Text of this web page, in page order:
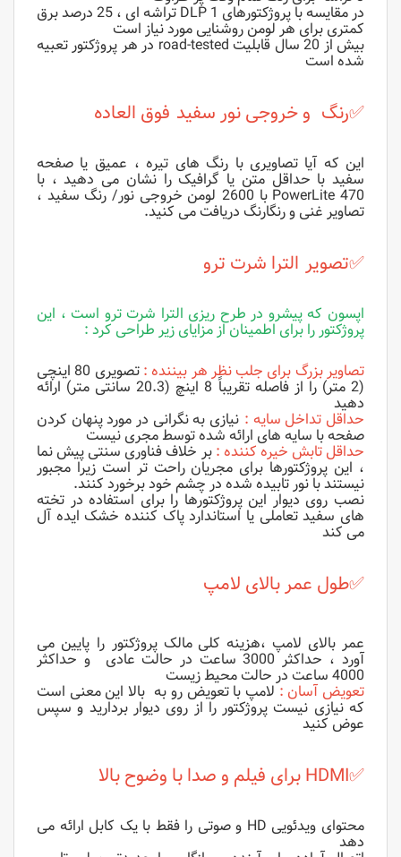
در مقایسه با پروژکتورهای DLP 1 تراشه ای ، 25 درصد برق
کمتری برای هر لومن روشنایی مورد نیاز است
بیش از 20 سال قابلیت road-tested در هر پروژکتور تعبیه
شده است
✅رنگ و خروجی نور سفید فوق العاده
این که آیا تصاویری با رنگ های تیره ، عمیق یا صفحه
سفید با حداقل متن یا گرافیک را نشان می دهید ، با
PowerLite 470 با 2600 لومن خروجی نور/ رنگ سفید ،
تصاویر غنی و رنگارنگ دریافت می کنید.
✅تصویر الترا شرت ترو
اپسون که پیشرو در طرح ریزی الترا شرت ترو است ، این
پروژکتور را برای اطمینان از مزایای زیر طراحی کرد :
تصاویر بزرگ برای جلب نظر هر بیننده :
تصویری 80 اینچی
(2 متر) را از فاصله تقریباً 8 اینچ (20.3 سانتی متر) ارائه
دهید
حداقل تداخل سایه : نیازی به نگرانی در مورد پنهان کردن
صفحه با سایه های ارائه شده توسط مجری نیست
حداقل تابش خیره کننده :بر خلاف فناوری سنتی پیش نما
، این پروژکتورها برای مجریان راحت تر است زیرا مجبور
نیستند با نور تابیده شده در چشم خود برخورد کنند.
نصب روی دیوار این پروژکتورها را برای استفاده در تخته
های سفید تعاملی یا استاندارد پاک کننده خشک ایده آل
می کند
✅طول عمر بالای لامپ
عمر بالای لامپ ،هزینه کلی مالک پروژکتور راپایین می
آورد ، حداکثر 3000 ساعت در حالت عادی و حداکثر
4000 ساعت در حالت محیط زیست
تعویض آسان : لامپ با تعویض رو به بالا این معنی است
که نیازی نیست پروژکتور را از روی دیوار بردارید و سپس
عوض کنید
✅HDMI برای فیلم و صدا با وضوح بالا
محتوای ویدئویی HD و صوتی را فقط با یک کابل ارائه می
دهد